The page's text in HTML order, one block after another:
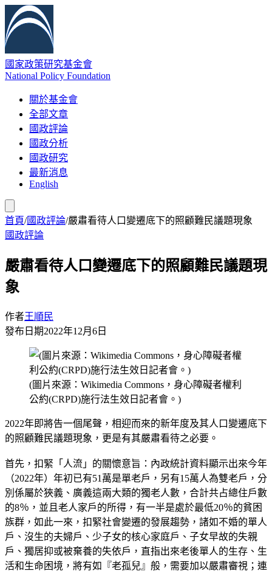
國家政策研究基金會
National Policy Foundation
關於基金會
全部文章
國政評論
國政分析
國政研究
最新消息
English
首頁/國政評論/嚴肅看待人口變遷底下的照顧難民議題現象
國政評論
嚴肅看待人口變遷底下的照顧難民議題現
象
作者王順民
發布日期2022年12月6日
(圖片來源：Wikimedia Commons，身心障礙者權利
公約(CRPD)施行法生效日記者會。)
2022年即將告一個尾聲，相迎而來的新年度及其人口變遷底下
的照顧難民議題現象，更是有其嚴肅看待之必要。
首先，扣緊「人流」的關懷意旨：內政統計資料顯示出來今年
（2022年）年初已有51萬是單老戶，另有15萬人為雙老戶，分
別係屬於狹義、廣義這兩大類的獨老人數，合計共占總住戶數
的8％，並且老人家戶的所得，有一半是處於最低20％的貧困
族群，如此一來，扣緊社會變遷的發展趨勢，諸如不婚的單人
戶、沒生的夫婦戶、少子女的核心家庭戶、子女早故的失親
戶、獨居抑或被棄養的失依戶，直指出來老後單人的生存、生
活和生命困境，將有如『老孤兒』般，需要加以嚴肅審視；連